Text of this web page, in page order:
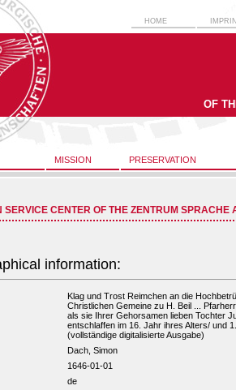
HOME
OF
MISSION PRESERVATION
SERVICE CENTER OF THE ZENTRUM SPRACHE
information:
Klag und Trost Reimchen an die
Christlichen Gemeine zu H. Beil ...
als sie Ihrer Gehorsamen lieben Tochter
entschlaffen im 16. Jahr ihres Alters/ und
(vollständige digitalisierte Ausgabe)
Dach, Simon
1646-01-01
de